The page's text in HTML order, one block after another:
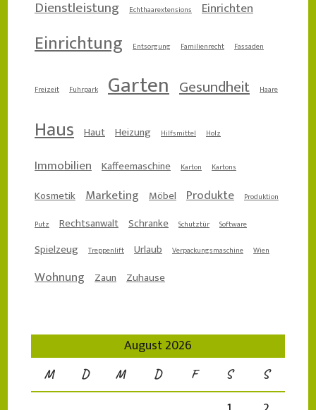
Dienstleistung Echthaarextensions Einrichten
Einrichtung Entsorgung Familienrecht Fassaden
Freizeit Fuhrpark Garten Gesundheit Haare
Haus Haut Heizung Hilfsmittel Holz
Immobilien Kaffeemaschine Karton Kartons
Kosmetik Marketing Möbel Produkte Produktion
Putz Rechtsanwalt Schranke Schutztür Software
Spielzeug Treppenlift Urlaub Verpackungsmaschine Wien
Wohnung Zaun Zuhause
August 2026
M D M D F S S